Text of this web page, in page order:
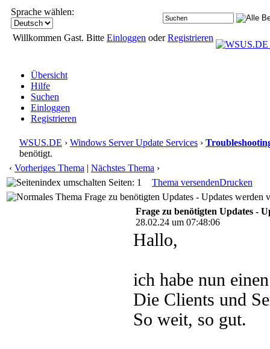
Sprache wählen:
Willkommen Gast. Bitte Einloggen oderRegistrieren
Übersicht
Hilfe
Suchen
Einloggen
Registrieren
WSUS.DE › Windows Server Update Services ›
benötigt.
‹ Vorheriges Thema | Nächstes Thema ›
Seiten: 1
Thema versendenDrucken
Frage zu benötigten Updates - Updates
Frage zu benötigten Updates -
28.02.24 um 07:48:06
Hallo,
ich habe nun
Die Clients und
So weit, so gut.